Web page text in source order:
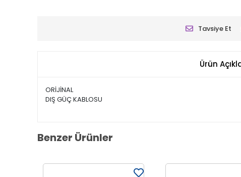
Tavsiye Et
Ürün
ORİJİNAL
DIŞ GÜÇ KABLOSU
Benzer Ürünler